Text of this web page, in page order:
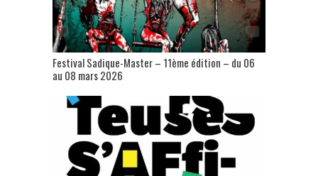
Festival Sadique-Master – 11ème édition – du 06
au 08 mars 2026